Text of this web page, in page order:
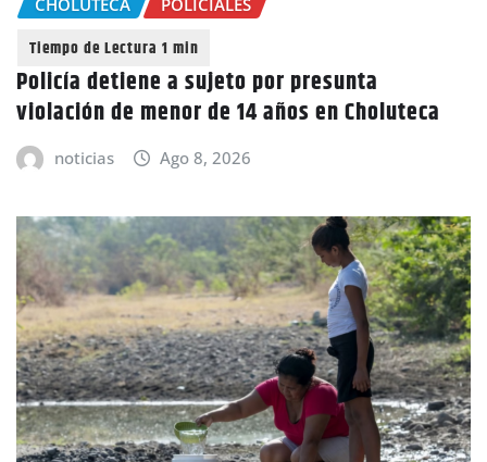
CHOLUTECA POLICIALES
Policía detiene a sujeto por presunta
violación de menor de 14 años en Choluteca
noticias Ago 8, 2026